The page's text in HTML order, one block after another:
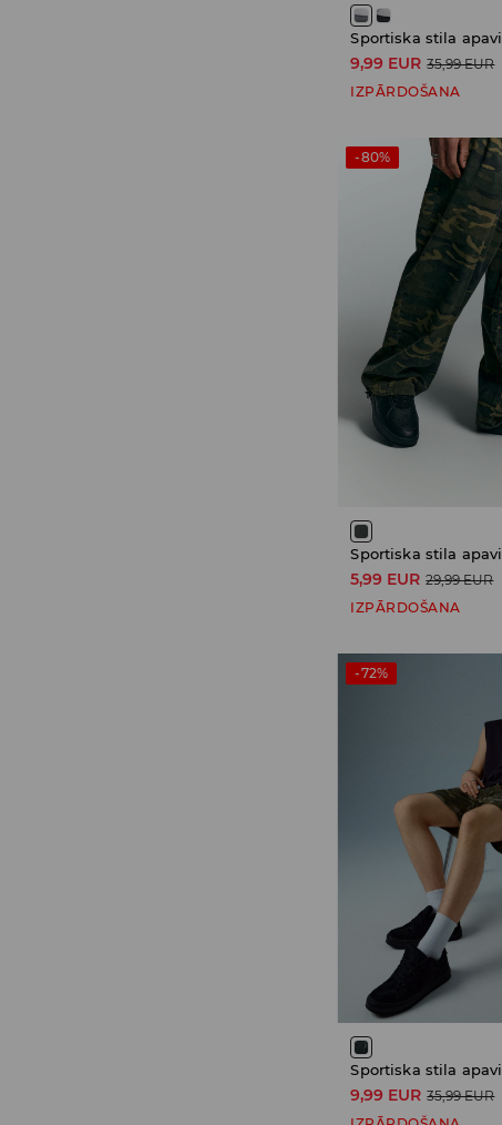
Sportiska stila apavi
9,99 EUR 35,99 EUR
IZPĀRDOŠANA
-80%
Sportiska stila apavi
5,99 EUR 29,99 EUR
IZPĀRDOŠANA
-72%
Sportiska stila apavi
9,99 EUR 35,99 EUR